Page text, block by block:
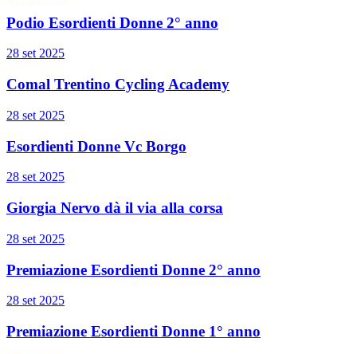
Podio Esordienti Donne 2° anno
28 set 2025
Comal Trentino Cycling Academy
28 set 2025
Esordienti Donne Vc Borgo
28 set 2025
Giorgia Nervo dà il via alla corsa
28 set 2025
Premiazione Esordienti Donne 2° anno
28 set 2025
Premiazione Esordienti Donne 1° anno